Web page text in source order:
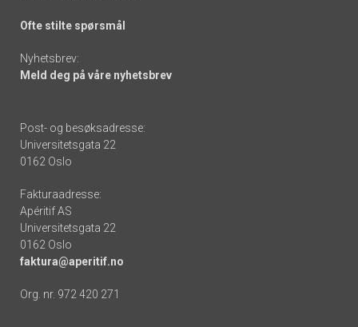
Ofte stilte spørsmål
Nyhetsbrev:
Meld deg på våre nyhetsbrev
Post- og besøksadresse:
Universitetsgata 22
0162 Oslo
Fakturaadresse:
Apéritif AS
Universitetsgata 22
0162 Oslo
faktura@aperitif.no
Org. nr. 972 420 271